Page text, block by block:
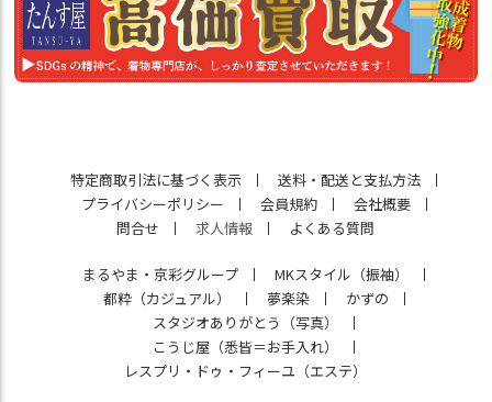
特定商取引法に基づく表示
送料・配送と支払方法
プライバシーポリシー
会員規約
会社概要
問合せ
求人情報 よくある質問
まるやま・京彩グループ
MKスタイル（振袖）
都粋（カジュアル）
夢楽染
かずの
スタジオありがとう（写真）
こうじ屋（悉皆＝お手入れ）
レスプリ・ドゥ・フィーユ（エステ）